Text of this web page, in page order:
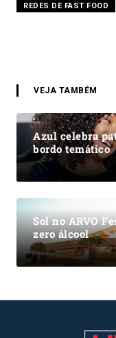
REDES DE FAST FOOD
VEJA TAMBÉM
Azul celebra
bordo temático
Sol no ARVO
zero álcool